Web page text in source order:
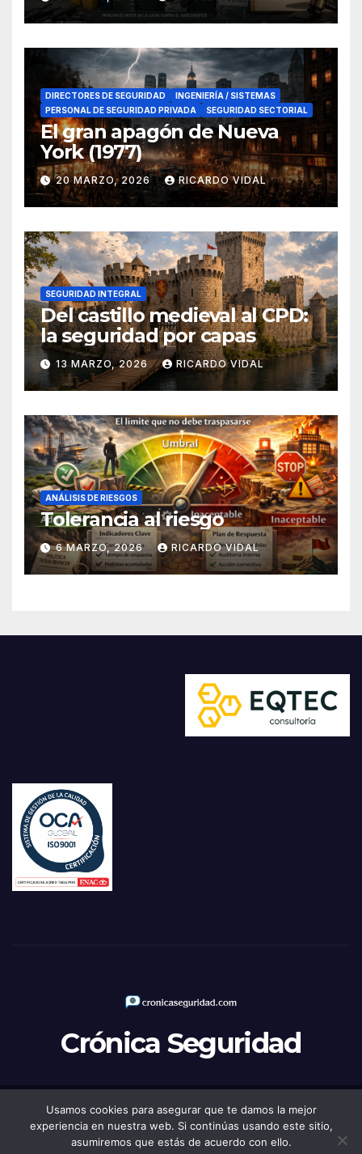
en el sur de España
DIRECTORES DE SEGURIDAD
INGENIERÍA / SISTEMAS
PERSONAL DE SEGURIDAD PRIVADA
SEGURIDAD SECTORIAL
El gran apagón de Nueva
York (1977)
20 MARZO, 2026 RICARDO VIDAL
SEGURIDAD INTEGRAL
Del castillo medieval al CPD:
la seguridad por capas
13 MARZO, 2026 RICARDO VIDAL
ANÁLISIS DE RIESGOS
Tolerancia al riesgo
6 MARZO, 2026 RICARDO VIDAL
Crónica Seguridad
Funciona gracias a WordPress|Tema: Newsup deThemeansar
Usamos cookies para asegurar que te damos la mejor
experiencia en nuestra web. Si continúas usando este sitio,
asumiremos que estás de acuerdo con ello.